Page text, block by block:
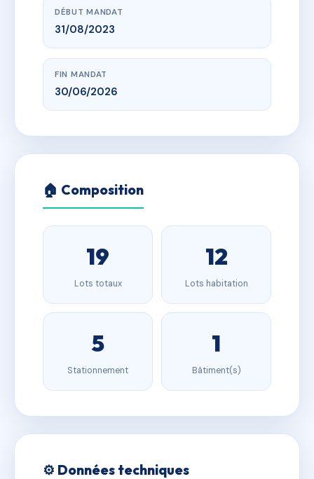
DÉBUT MANDAT
31/08/2023
FIN MANDAT
30/06/2026
🏠 Composition
19
Lots totaux
12
Lots habitation
5
Stationnement
1
Bâtiment(s)
⚙️ Données techniques